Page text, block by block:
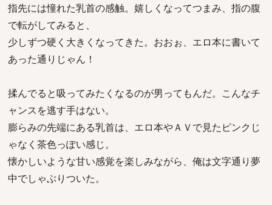
指先には憧れた乳首の感触。嬉しくなってつまみ、指の腹
で転がしてみると、
少しずつ硬く大きくなってきた。おおぉ、エロ本に書いて
あった通りじゃん！
揉んでると吸ってみたくなるのが男ってもんだ。こんなチ
ャンスを逃す手はない。
膨らみの先端にある乳首は、エロ本やＡＶで見たピンクじ
ゃなく茶色っぽい感じ。
懐かしいような甘い感覚を楽しみながら、俺は文字通り夢
中でしゃぶりついた。